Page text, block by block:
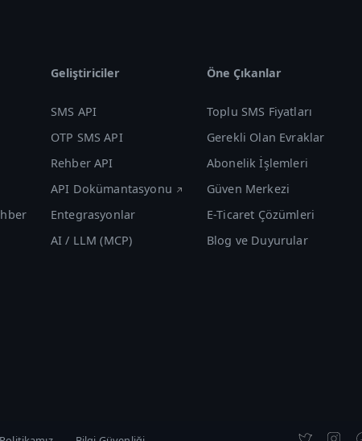
Geliştiriciler
SMS API
OTP SMS API
Rehber API
API Dokümantasyonu
Entegrasyonlar
AI / LLM (MCP)
Öne Çıkanlar
Toplu SMS Fiyatları
Gerekli Olan Evraklar
Abonelik İşlemleri
Güven Merkezi
E-Ticaret Çözümleri
Blog ve Duyurular